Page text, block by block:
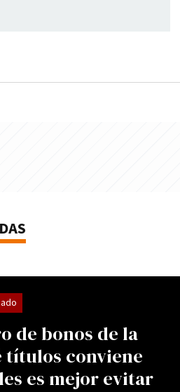
de bonos de la
títulos conviene
es mejor evitar